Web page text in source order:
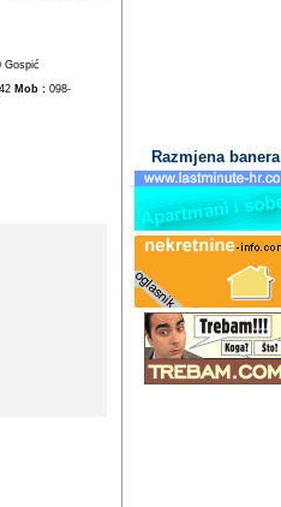
Gospić
Mob : 098-
Razmjena banera